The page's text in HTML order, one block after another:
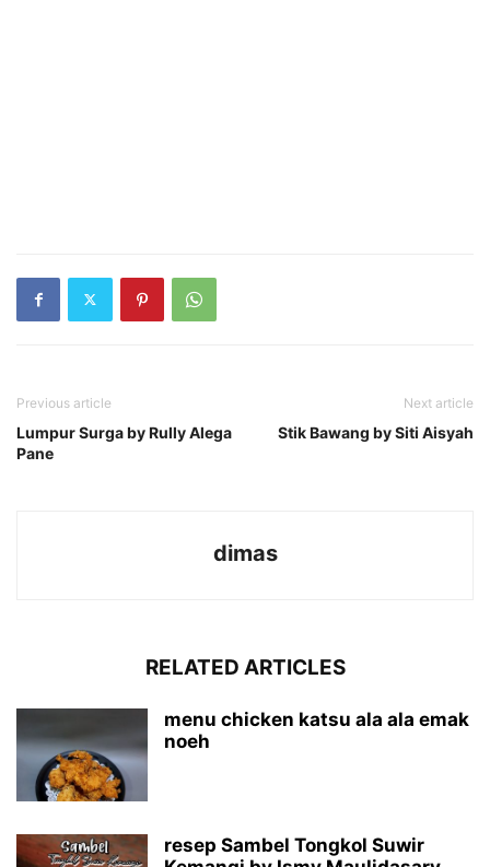
Previous article
Lumpur Surga by Rully Alega
Pane
Next article
Stik Bawang by Siti Aisyah
dimas
RELATED ARTICLES
menu chicken katsu ala ala emak
noeh
resep Sambel Tongkol Suwir